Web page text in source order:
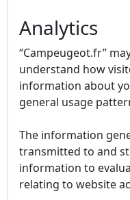
Analytics
“Campeugeot.fr”
understand how
information about
general usage
The information
transmitted to and
information to
relating to website